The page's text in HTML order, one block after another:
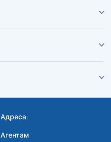
Адреса
Агентам